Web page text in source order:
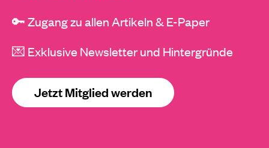
🔑 Zugang zu allen Artikeln & E-Paper
💌 Exklusive Newsletter und Hintergründe
Jetzt Mitglied werden